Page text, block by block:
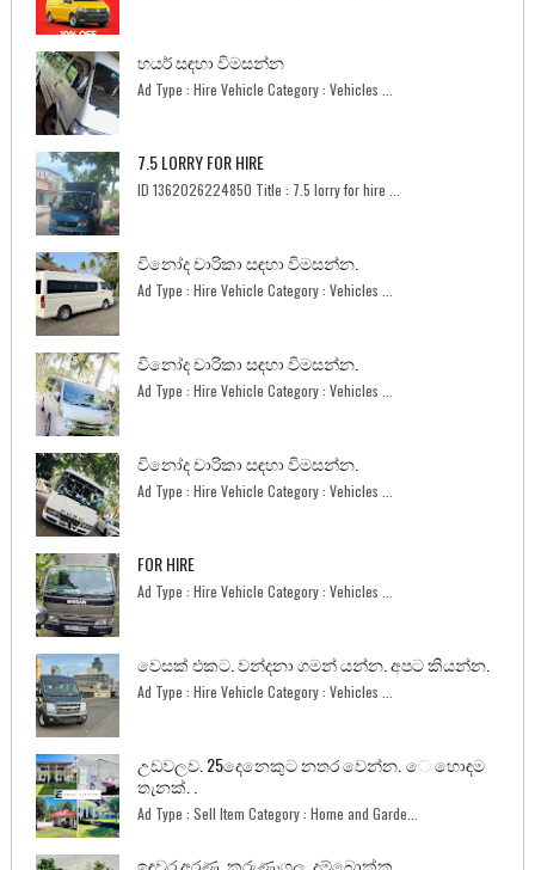
හයර් සඳහා විමසන්න
Ad Type : Hire Vehicle Category : Vehicles ...
7.5 LORRY FOR HIRE
ID 1362026224850 Title : 7.5 lorry for hire ...
විනෝද චාරිකා සඳහා විමසන්න.
Ad Type : Hire Vehicle Category : Vehicles ...
විනෝද චාරිකා සඳහා විමසන්න.
Ad Type : Hire Vehicle Category : Vehicles ...
විනෝද චාරිකා සඳහා විමසන්න.
Ad Type : Hire Vehicle Category : Vehicles ...
FOR HIRE
Ad Type : Hire Vehicle Category : Vehicles ...
වෙසක් එකට. වන්දනා ගමන් යන්න. අපට කියන්න.
Ad Type : Hire Vehicle Category : Vehicles ...
උඩවලව. 25දෙනෙකුට නතර වෙන්න. ෙ හොඳම
තැනක්. .
Ad Type : Sell Item Category : Home and Garde...
ඉඳුවර අරණ. කුරුණෑගල. දම්බොක්ක.